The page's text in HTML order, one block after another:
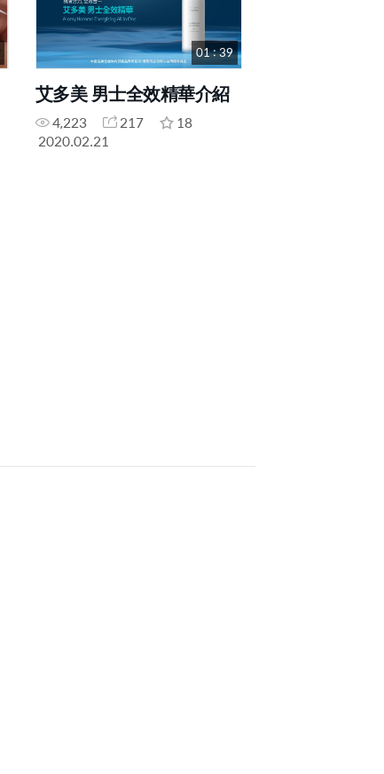
01 : 39
艾多美 男士全效精華介紹
4,223 217
18
2020.02.21